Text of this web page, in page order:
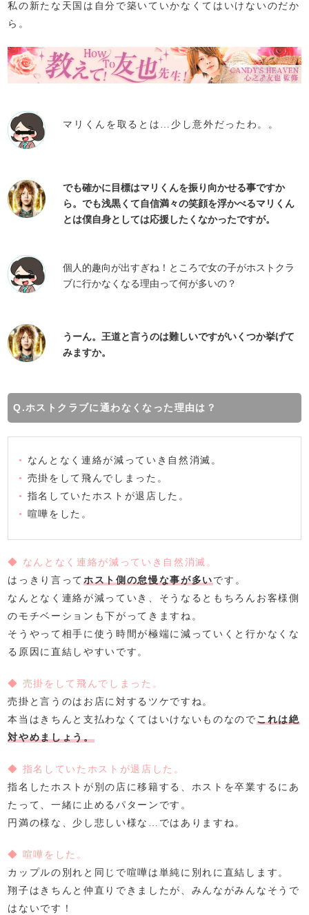
私の新たな天国は自分で築いていかなくてはいけないのだか
ら。
マリくんを取るとは…少し意外だったわ。。
でも確かに目標はマリくんを振り向かせる事ですか
ら。でも浅黒くて自信満々の笑顔を浮かべるマリくん
とは僕自身としては応援したくなかったですが。
個人的趣向が出すぎね！ところで女の子がホストクラ
ブに行かなくなる理由って何が多いの？
うーん。王道と言うのは難しいですがいくつか挙げて
みますか。
Q.ホストクラブに通わなくなった理由は？
•
なんとなく連絡が減っていき自然消滅。
• 売掛をして飛んでしまった。
• 指名していたホストが退店した。
• 喧嘩をした。
◆ なんとなく連絡が減っていき自然消滅。
はっきり言って ホスト側の怠慢な事が多いです。
なんとなく連絡が減っていき、そうなるともちろんお客様側
のモチベーションも下がってきますね。
そうやって相手に使う時間が極端に減っていくと行かなくな
る原因に直結しやすいです。
◆ 売掛をして飛んでしまった。
売掛と言うのはお店に対するツケですね。
本当はきちんと支払わなくてはいけないものなのでこれは絶
対やめましょう。
◆ 指名していたホストが退店した。
指名したホストが別の店に移籍する、ホストを卒業するにあ
たって、一緒に止めるパターンです。
円満の様な、少し悲しい様な…ではありますね。
◆ 喧嘩をした。
カップルの別れと同じで喧嘩は単純に別れに直結します。
翔子はきちんと仲直りできましたが、みんながみんなそうで
はないです！